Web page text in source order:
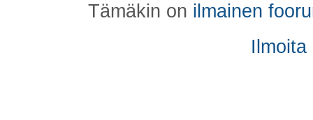
Tämäkin on ilmainen